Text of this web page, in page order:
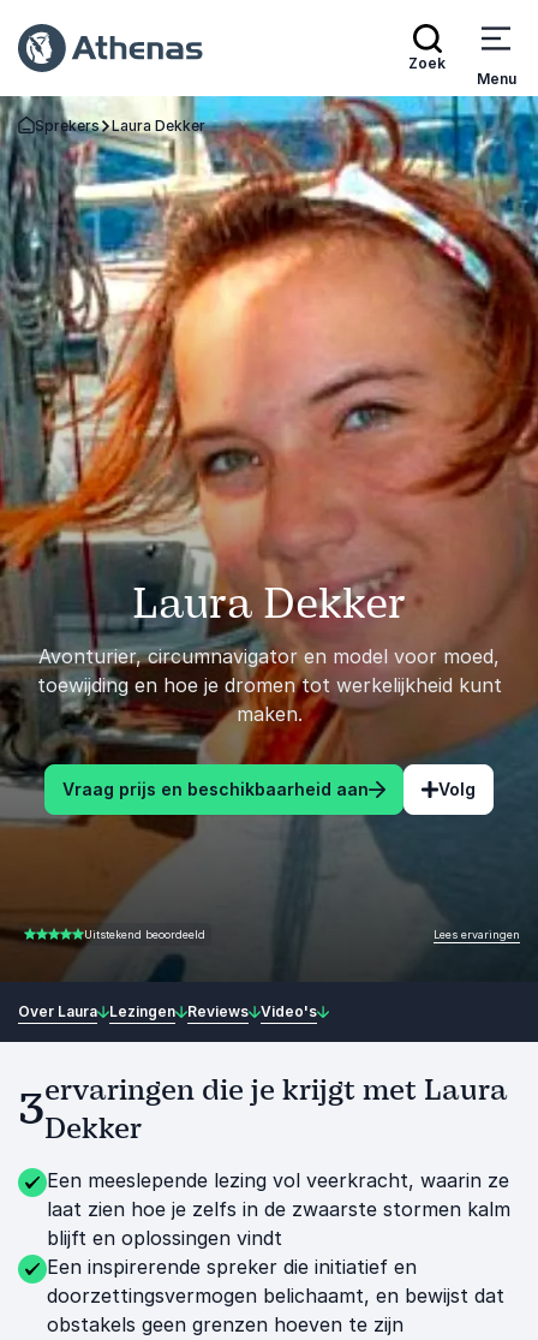
Zoek
Menu
Terug naar de startpagina
Sprekers Laura Dekker
Laura Dekker
Avonturier, circumnavigator en model voor moed,
toewijding en hoe je dromen tot werkelijkheid kunt
maken.
Vraag prijs en beschikbaarheid aan Volg
5.00 van 5 Uitstekend beoordeeld Lees ervaringen
Over Laura Lezingen Reviews Video's
3ervaringen die je krijgt met Laura
Dekker
Een meeslepende lezing vol veerkracht, waarin ze
laat zien hoe je zelfs in de zwaarste stormen kalm
blijft en oplossingen vindt
Een inspirerende spreker die initiatief en
doorzettingsvermogen belichaamt, en bewijst dat
obstakels geen grenzen hoeven te zijn